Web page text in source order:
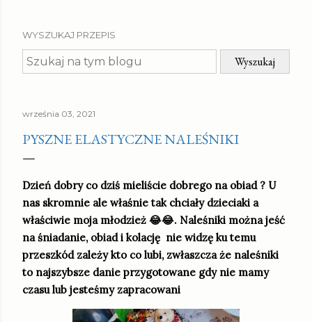
WYSZUKAJ PRZEPIS
września 03, 2021
PYSZNE ELASTYCZNE NALEŚNIKI
Dzień dobry co dziś mieliście dobrego na obiad ? U
nas skromnie ale właśnie tak chciały dzieciaki a
właściwie moja młodzież 😂😂. Naleśniki można jeść
na śniadanie, obiad i kolację nie widzę ku temu
przeszkód zależy kto co lubi, zwłaszcza że naleśniki
to najszybsze danie przygotowane gdy nie mamy
czasu lub jesteśmy zapracowani